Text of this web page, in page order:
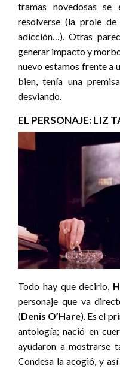
tramas novedosas se
resolverse (la prole
adicción…). Otras
generar impacto y
nuevo estamos frente a
bien, tenía una
desviando.
EL PERSONAJE: LIZ
Todo hay que decirlo,
personaje que va
(Denis O’Hare). Es el
antología; nació en
ayudaron a mostrarse
Condesa la acogió, y